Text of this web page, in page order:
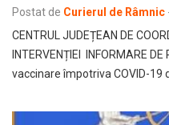
Postat de Curierul de Râmnic
CENTRUL JUDEȚEAN DE
INTERVENȚIEI INFORMARE
vaccinare împotriva COVID-19